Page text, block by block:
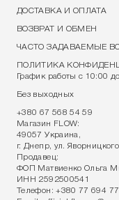
ДОСТАВКА И ОПЛАТА
ВОЗВРАТ И ОБМЕН
ЧАСТО ЗАДАВАЕМЫЕ
ПОЛИТИКА
График работы с 10:00
Без выходных
+380 67 568 54 59
Магазин FLOW:
49057 Украина,
г. Днепр, ул.
Продавец:
ФОП Матвиенко Ольга
ИНН 2592500541
Телефон:+380 77 694